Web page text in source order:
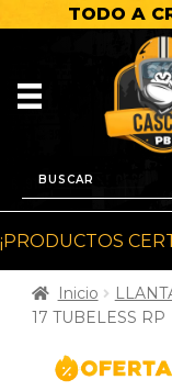
TODO A
¡PRODUCTOS
Inicio
17 TUBELESS RP